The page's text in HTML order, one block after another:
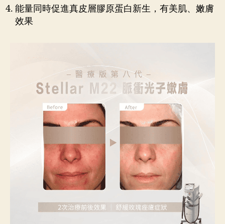
能量同時促進真皮層膠原蛋白新生，有美肌、嫩膚
效果